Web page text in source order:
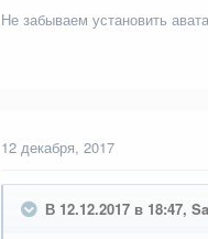
Не забываем установить
12 декабря, 2017
В 12.12.2017 в 18:47,